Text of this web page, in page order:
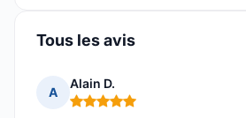
Tous les avis
A
Alain D.
Note : 5 sur 5